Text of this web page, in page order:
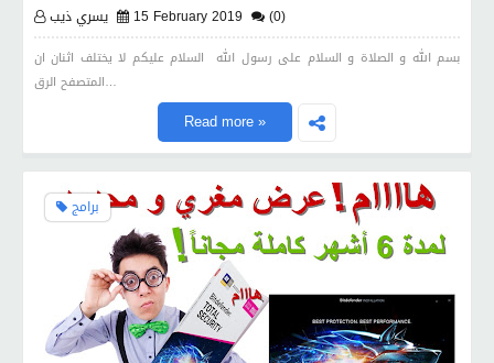
يسري ذيب 15 February 2019 (0)
بسم الله و الصلاة و السلام على رسول الله السلام عليكم لا يختلف اثنان ان
المتصفح الرق…
Read more »
برامج